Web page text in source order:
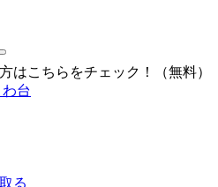
はこちらをチェック！（無料）
る